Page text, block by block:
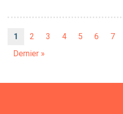
Page
1 Page
2 Page
3 Page
4 Page
5 Page
6 7
Dernière
Dernier »